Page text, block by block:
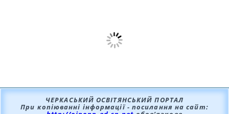
ЧЕРКАСЬКИЙ ОСВІТЯНСЬКИЙ ПОРТАЛ
При копіюванні інформації - посилання на сайт: